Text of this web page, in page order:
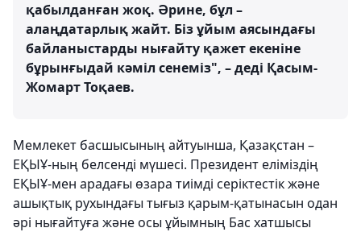
қабылданған жоқ. Әрине, бұл –
алаңдатарлық жайт. Біз ұйым аясындағы
байланыстарды нығайту қажет екеніне
бұрынғыдай кәміл сенеміз", – деді Қасым-
Жомарт Тоқаев.
Мемлекет басшысының айтуынша, Қазақстан –
ЕҚЫҰ-ның белсенді мүшесі. Президент еліміздің
ЕҚЫҰ-мен арадағы өзара тиімді серіктестік және
ашықтық рухындағы тығыз қарым-қатынасын одан
әрі нығайтуға және осы ұйымның Бас хатшысы